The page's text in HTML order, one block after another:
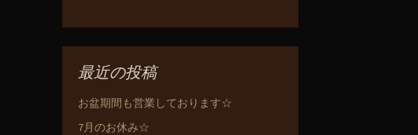
最近の投稿
お盆期間も営業しております☆
7月のお休み☆